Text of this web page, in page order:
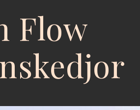
Flow